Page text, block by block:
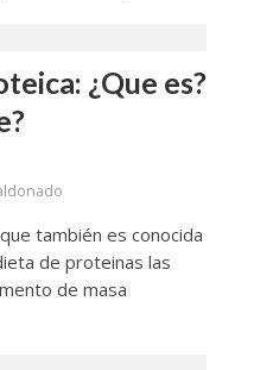
¿Que es?
también es conocida
de proteinas las
de masa